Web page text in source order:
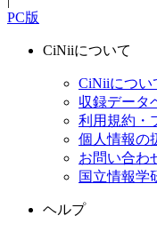
PC版
CiNiiについて
CiNiiについ
収録データ
利用規約・
個人情報の
お問い合わ
国立情報学
ヘルプ